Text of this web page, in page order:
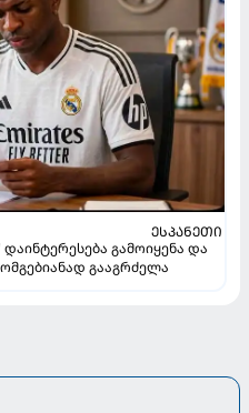
ᲔᲡᲞᲐᲜᲔᲗᲘ
გამოიყენა და
გააგრძელა